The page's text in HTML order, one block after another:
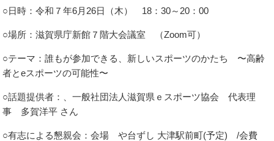
○日時：令和７年6月26日（木） 18：30～20：00
○場所：滋賀県庁新館７階大会議室 （Zoom可）
○テーマ：誰もが参加できる、新しいスポーツのかたち 〜高齢
者とeスポーツの可能性〜
○話題提供者：、一般社団法人滋賀県ｅスポーツ協会 代表理
事 多賀洋平 さん
○有志による懇親会：会場 や台ずし 大津駅前町(予定) /会費